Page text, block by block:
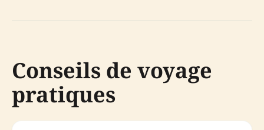
Conseils de voyage
pratiques